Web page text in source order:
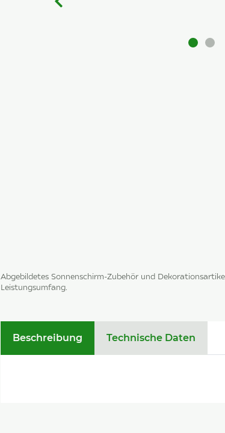
Abgebildetes Sonnenschirm-Zubehör und
Leistungsumfang.
Beschreibung Technische Daten